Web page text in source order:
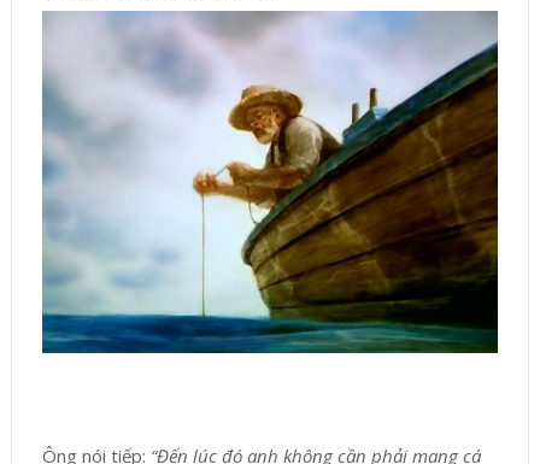
Ông nói tiếp: “Đến lúc đó anh không cần phải mang cá